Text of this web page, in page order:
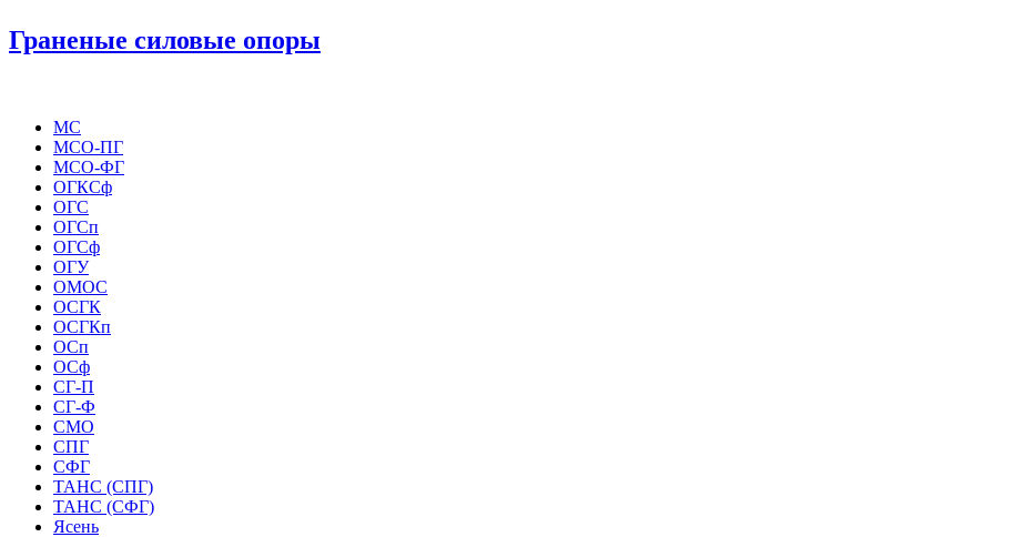
Граненые силовые опоры
МС
МСО-ПГ
МСО-ФГ
ОГКСф
ОГС
ОГСп
ОГСф
ОГУ
ОМОС
ОСГК
ОСГКп
ОСп
ОСф
СГ-П
СГ-Ф
СМО
СПГ
СФГ
ТАНС (СПГ)
ТАНС (СФГ)
Ясень